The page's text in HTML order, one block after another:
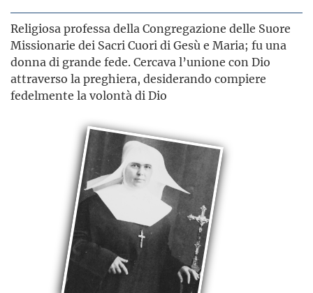
Religiosa professa della Congregazione delle Suore
Missionarie dei Sacri Cuori di Gesù e Maria; fu una
donna di grande fede. Cercava l’unione con Dio
attraverso la preghiera, desiderando compiere
fedelmente la volontà di Dio